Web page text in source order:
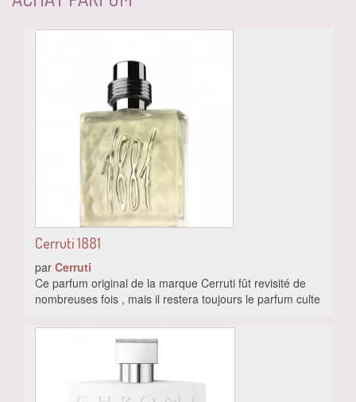
Cerruti 1881
par Cerruti
Ce parfum original de la marque Cerruti fût revisité de
nombreuses fois , mais il restera toujours le parfum culte